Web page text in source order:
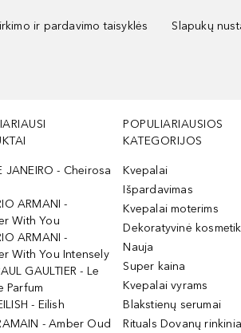
ir pardavimo taisyklės Slapukų
JANEIRO - Cheirosa
ARMANI -
With You
ARMANI -
With You Intensely
GAULTIER - Le
Parfum
- Eilish
- Amber Oud
POPULIARIAUSIOS
KATEGORIJOS
Kvepalai
Išpardavimas
Kvepalai moterims
Dekoratyvinė
Nauja
Super kaina
Kvepalai vyrams
Blakstienų serumai
Rituals Dovanų